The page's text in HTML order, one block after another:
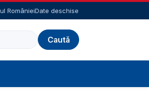
RomânieiDate deschise